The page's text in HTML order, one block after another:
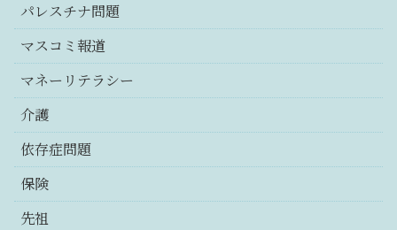
パレスチナ問題
マスコミ報道
マネーリテラシー
介護
依存症問題
保険
先祖